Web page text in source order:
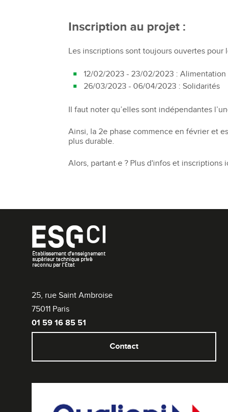
Inscription au projet :
Les inscriptions sont toujours ouvertes pour
12/02/2023 - 23/02/2023 : Alimentation
26/03/2023 - 06/04/2023 : Solidarités
Il faut noter qu’elles sont indépendantes
Ainsi, la 2e phase commence en février et
plus durable.
Alors, partant·e ? Plus d'infos et inscriptions
25, rue Saint Ambroise
75011 Paris
01 59 16 85 51
Contact